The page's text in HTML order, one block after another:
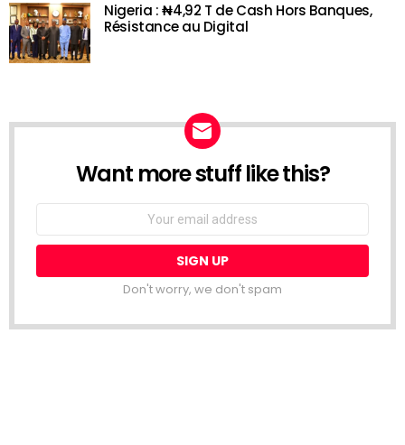
Nigeria : ₦4,92 T de Cash Hors Banques,
Résistance au Digital
NEWSLETTER
Want more stuff like this?
Don't worry, we don't spam